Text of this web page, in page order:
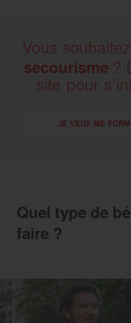
Vous
secourisme ?
site pour
JE VEUX ME
Quel type de
faire ?